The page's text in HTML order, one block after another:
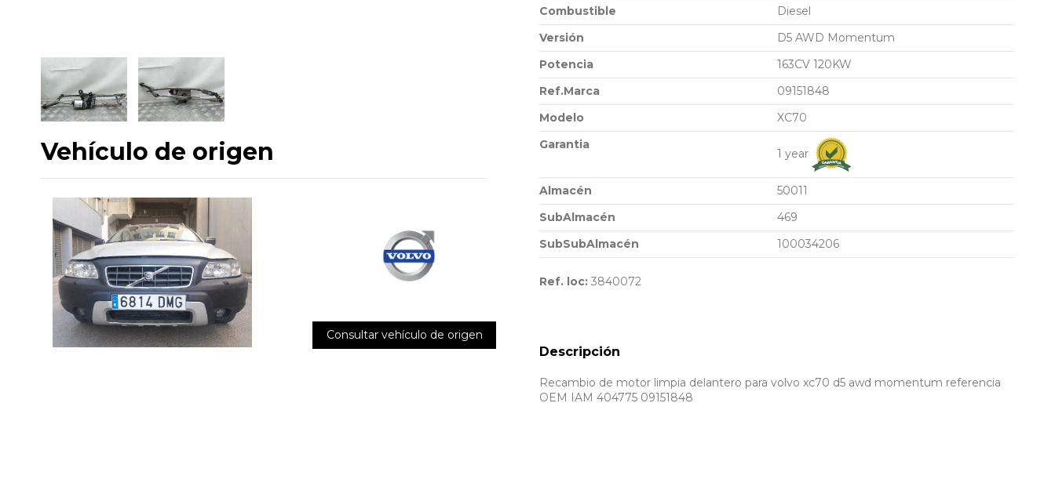
Vehículo de origen
Consultar vehículo de origen
Combustible
Diesel
Versión
D5 AWD Momentum
Potencia
163CV 120KW
Ref.Marca
09151848
Modelo
XC70
Garantia
1 year
Almacén
50011
SubAlmacén
469
SubSubAlmacén
100034206
Ref. loc: 3840072
Descripción
Recambio de motor limpia delantero para volvo xc70 d5 awd momentum referencia
OEM IAM 404775 09151848